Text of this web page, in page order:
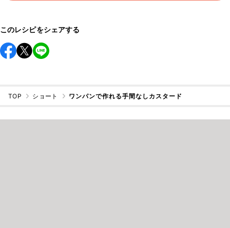
このレシピをシェアする
TOP ショート ワンパンで作れる手間なしカスタード